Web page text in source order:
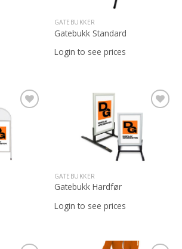
GATEBUKKER
Gatebukk Standard
Login to see prices
ønskeliste
Legg til
ønskeliste
GATEBUKKER
Gatebukk Hardfør
Login to see prices